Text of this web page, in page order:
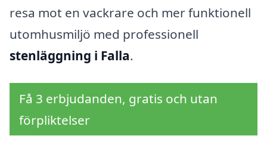
resa mot en vackrare och mer funktionell
utomhusmiljö med professionell
stenläggning i Falla.
Få 3 erbjudanden, gratis och utan
förpliktelser